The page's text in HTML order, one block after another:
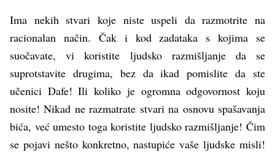
Ima nekih stvari koje niste uspeli da razmotrite na
racionalan način. Čak i kod zadataka s kojima se
suočavate, vi koristite ljudsko razmišljanje da se
suprotstavite drugima, bez da ikad pomislite da ste
učenici Dafe! Ili koliko je ogromna odgovornost koju
nosite! Nikad ne razmatrate stvari na osnovu spašavanja
bića, već umesto toga koristite ljudsko razmišljanje! Čim
se pojavi nešto konkretno, nastupiće vaše ljudske misli!